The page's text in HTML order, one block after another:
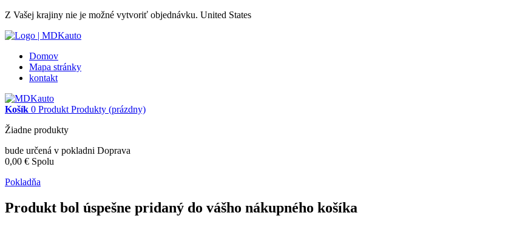
Z Vašej krajiny nie je možné vytvoriť objednávku. United States
Domov
Mapa stránky
kontakt
Košík 0 Produkt Produkty (prázdny)
Žiadne produkty
bude určená v pokladni Doprava
0,00 € Spolu
Pokladňa
Produkt bol úspešne pridaný do vášho nákupného košíka